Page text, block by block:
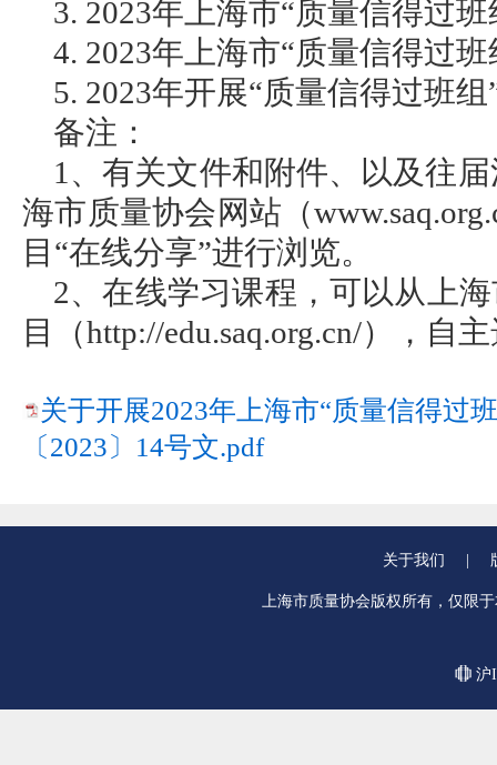
3. 2023年上海市“质量信得过
4. 2023年上海市“质量信得过
5. 2023年开展“质量信得过班
备注：
1、有关文件和附件、以及往
海市质量协会网站（
目“在线分享”进行浏览。
2、在线学习课程，可以从上
目（http://edu.saq.org.cn/），自
关于开展2023年上海市“质量信得过
〔2023〕14号文.pdf
关于我们
上海市质量协会版权所有，仅限
沪